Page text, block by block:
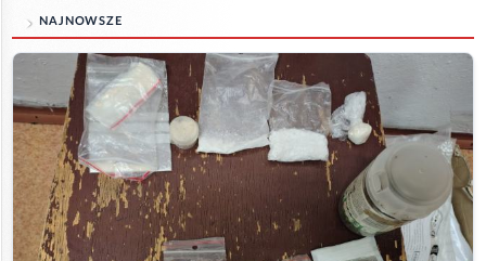
NAJNOWSZE